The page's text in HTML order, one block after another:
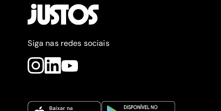
Siga nas redes sociais